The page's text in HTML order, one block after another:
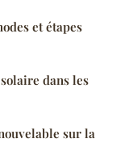
et étapes
dans les
sur la